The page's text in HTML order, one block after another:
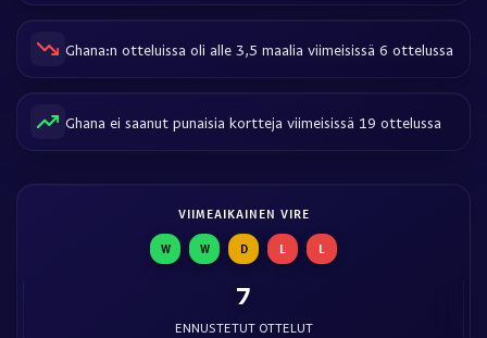
Ghana:n otteluissa oli alle 3,5 maalia viimeisissä 6 ottelussa
Ghana ei saanut punaisia kortteja viimeisissä 19 ottelussa
VIIMEAIKAINEN VIRE
W W D L L
7
ENNUSTETUT OTTELUT